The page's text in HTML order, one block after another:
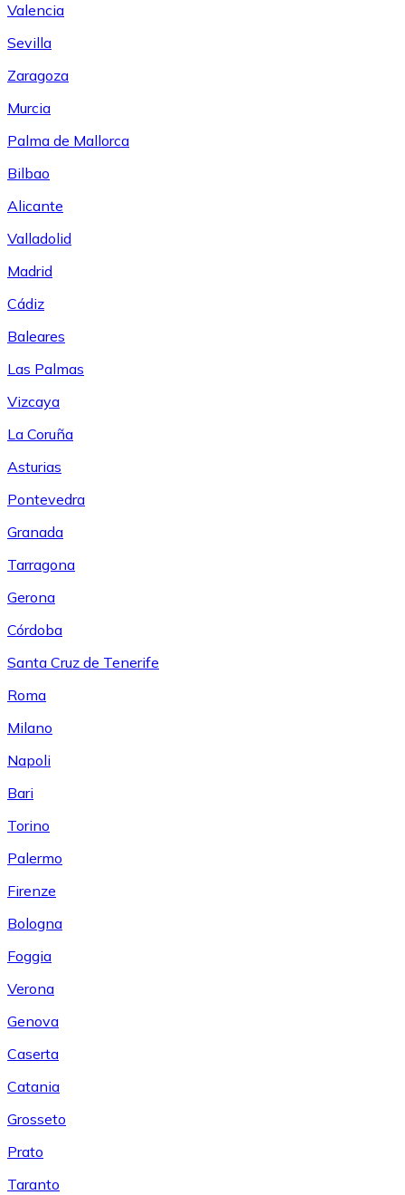
Valencia
Sevilla
Zaragoza
Murcia
Palma de Mallorca
Bilbao
Alicante
Valladolid
Madrid
Cádiz
Baleares
Las Palmas
Vizcaya
La Coruña
Asturias
Pontevedra
Granada
Tarragona
Gerona
Córdoba
Santa Cruz de Tenerife
Roma
Milano
Napoli
Bari
Torino
Palermo
Firenze
Bologna
Foggia
Verona
Genova
Caserta
Catania
Grosseto
Prato
Taranto